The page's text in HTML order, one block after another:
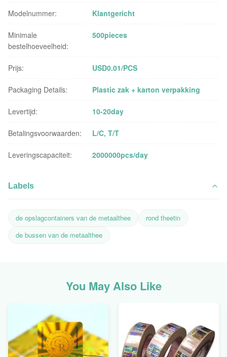
Modelnummer: Klantgericht
Minimale
bestelhoeveelheid:
500pieces
Prijs: USD0.01/PCS
Packaging Details: Plastic zak + karton verpakking
Levertijd: 10-20day
Betalingsvoorwaarden: L/C, T/T
Leveringscapaciteit: 2000000pcs/day
Labels
de opslagcontainers van de metaalthee
rond theetin
de bussen van de metaalthee
You May Also Like